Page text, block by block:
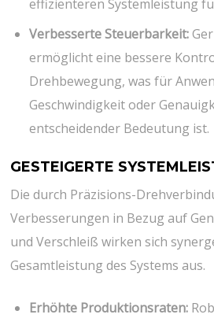
effizienteren Systemleistung
Verbesserte Steuerbarkeit:
ermöglicht eine bessere
Drehbewegung, was für
Geschwindigkeit oder
entscheidender Bedeutung ist.
GESTEIGERTE
Die durch Präzisions-
Verbesserungen in Bezug auf
und Verschleiß wirken sich
Gesamtleistung des Systems aus.
Erhöhte Produktionsraten: